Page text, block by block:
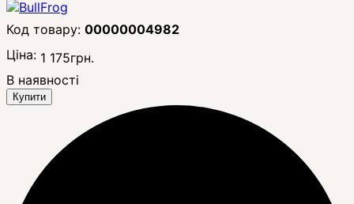
00000004982
Ціна: 1 175грн.
В наявності
Купити